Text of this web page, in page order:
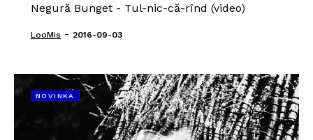
Negură Bunget - Tul-nic-că-rînd (video)
LooMis - 2016-09-03
NOVINKA